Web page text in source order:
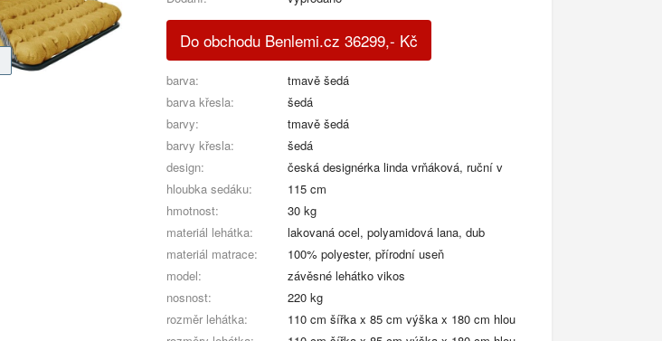
Do obchodu Benlemi.cz 36299,- Kč
barva:
tmavě šedá
barva křesla:
šedá
barvy:
tmavě šedá
barvy křesla:
šedá
design:
česká designérka linda vrňáková, ruční v
hloubka sedáku:
115 cm
hmotnost:
30 kg
materiál lehátka:
lakovaná ocel, polyamidová lana, dub
materiál matrace:
100% polyester, přírodní useň
model:
závěsné lehátko vikos
nosnost:
220 kg
rozměr lehátka:
110 cm šířka x 85 cm výška x 180 cm hlou